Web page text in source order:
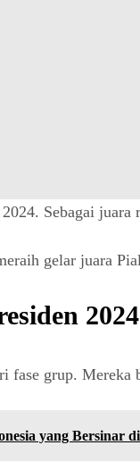
Sebagai
gelar juara
2024
fase grup. Mereka
yang Bersinar